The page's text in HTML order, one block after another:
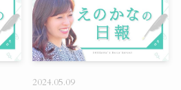
2024.05.09